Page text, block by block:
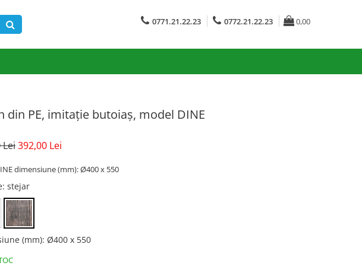
0771.21.22.23 0772.21.22.23 0,00
din PE, imitație butoiaș, model DINE
Lei392,00 Lei
dimensiune (mm): Ø400 x 550
: stejar
(mm): Ø400 x 550